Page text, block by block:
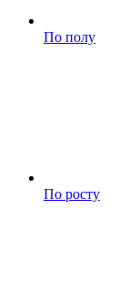
По полу
По росту